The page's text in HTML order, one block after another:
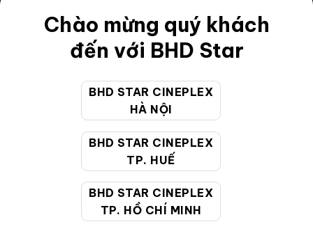
Chào mừng quý khách
đến với BHD Star
BHD STAR CINEPLEX
HÀ NỘI
BHD STAR CINEPLEX
TP. HUẾ
BHD STAR CINEPLEX
TP. HỒ CHÍ MINH
Điều khoản
Hướng dẫn đặt vé trực tuyến
Quy định và chính sách chung
Chính sách bảo vệ thông tin cá nhân của người tiêu
CHĂM SÓC KHÁCH HÀNG
19002099